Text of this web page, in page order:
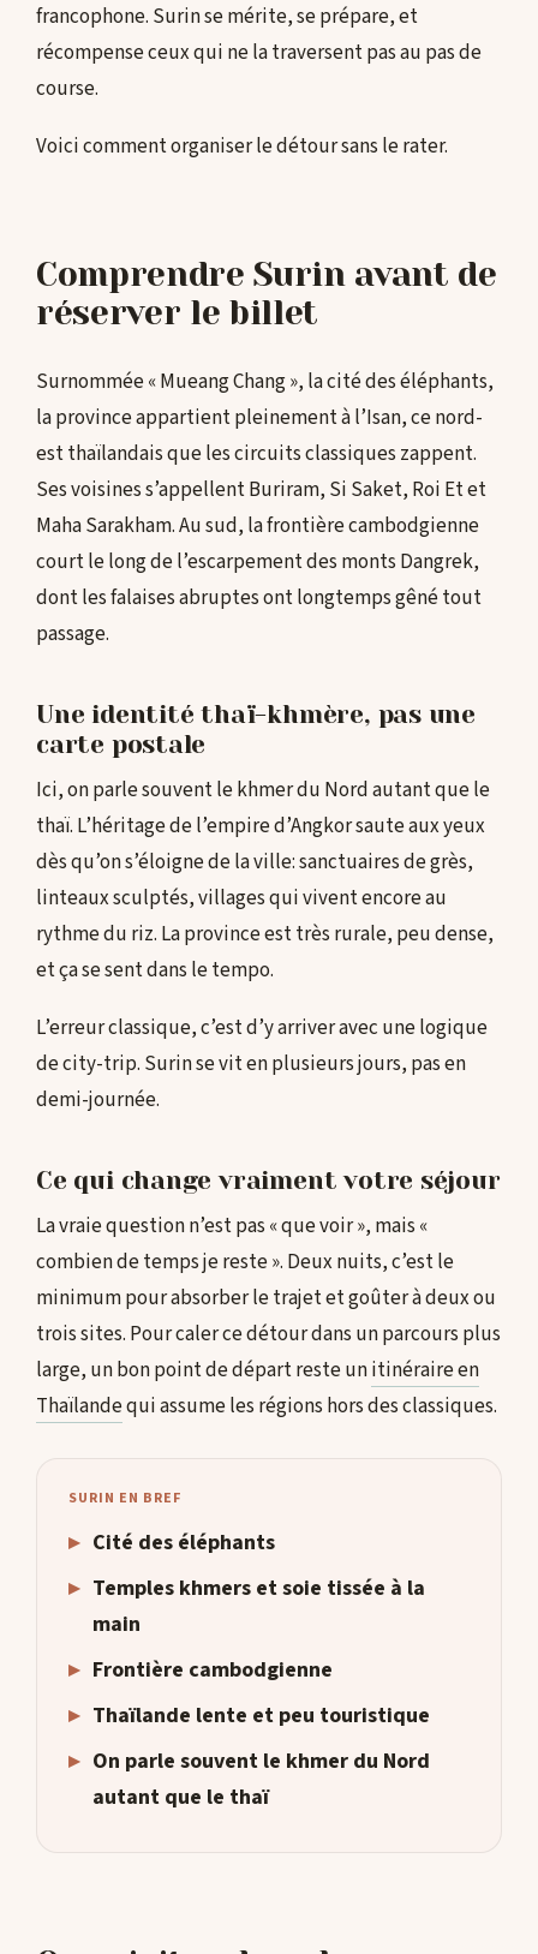
francophone. Surin se mérite, se prépare, et
récompense ceux qui ne la traversent pas au pas de
course.
Voici comment organiser le détour sans le rater.
Comprendre Surin avant de
réserver le billet
Surnommée « Mueang Chang », la cité des éléphants,
la province appartient pleinement à l’Isan, ce nord-
est thaïlandais que les circuits classiques zappent.
Ses voisines s’appellent Buriram, Si Saket, Roi Et et
Maha Sarakham. Au sud, la frontière cambodgienne
court le long de l’escarpement des monts Dangrek,
dont les falaises abruptes ont longtemps gêné tout
passage.
Une identité thaï-khmère, pas une
carte postale
Ici, on parle souvent le khmer du Nord autant que le
thaï. L’héritage de l’empire d’Angkor saute aux yeux
dès qu’on s’éloigne de la ville: sanctuaires de grès,
linteaux sculptés, villages qui vivent encore au
rythme du riz. La province est très rurale, peu dense,
et ça se sent dans le tempo.
L’erreur classique, c’est d’y arriver avec une logique
de city-trip. Surin se vit en plusieurs jours, pas en
demi-journée.
Ce qui change vraiment votre séjour
La vraie question n’est pas « que voir », mais «
combien de temps je reste ». Deux nuits, c’est le
minimum pour absorber le trajet et goûter à deux ou
trois sites. Pour caler ce détour dans un parcours plus
large, un bon point de départ reste unitinéraire en
Thaïlandequi assume les régions hors des classiques.
SURIN EN BREF
▸ Cité des éléphants
▸ Temples khmers et soie tissée à la
main
▸ Frontière cambodgienne
▸ Thaïlande lente et peu touristique
▸ On parle souvent le khmer du Nord
autant que le thaï